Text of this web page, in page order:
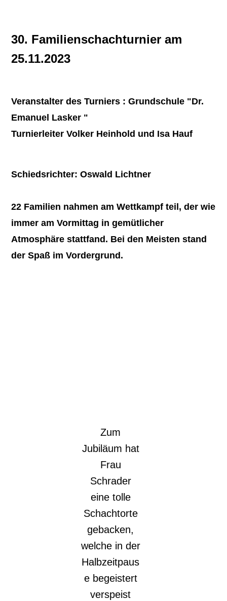
30. Familienschachturnier am
25.11.2023
Veranstalter des Turniers : Grundschule "Dr.
Emanuel Lasker "
Turnierleiter Volker Heinhold und Isa Hauf
Schiedsrichter: Oswald Lichtner
22 Familien nahmen am Wettkampf teil, der wie
immer am Vormittag in gemütlicher
Atmosphäre stattfand. Bei den Meisten stand
der Spaß im Vordergrund.
Zum
Jubiläum hat
Frau
Schrader
eine tolle
Schachtorte
gebacken,
welche in der
Halbzeitpaus
e begeistert
verspeist